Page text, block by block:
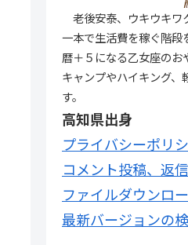
老後安泰、ウキウキワ
一本で生活費を稼ぐ階段
暦＋５になる乙女座のお
キャンプやハイキング、
す。
高知県出身
プライバシーポリ
コメント投稿、返
ファイルダウンロ
最新バージョンの